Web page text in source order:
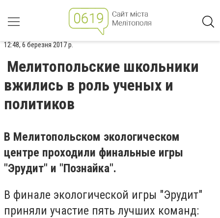
12:48, 6 березня 2017 р.
Мелитопольские школьники
вжились в роль ученых и
политиков
В Мелитопольском экологическом
центре проходили финальные игры
"Эрудит" и "Познайка".
В финале экологической игры "Эрудит"
приняли участие пять лучших команд: